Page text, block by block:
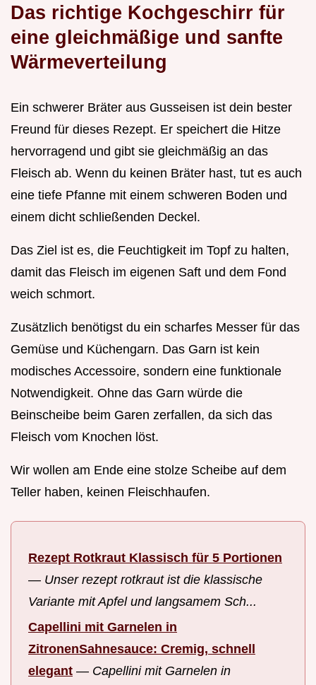
Das richtige Kochgeschirr für
eine gleichmäßige und sanfte
Wärmeverteilung
Ein schwerer Bräter aus Gusseisen ist dein bester
Freund für dieses Rezept. Er speichert die Hitze
hervorragend und gibt sie gleichmäßig an das
Fleisch ab. Wenn du keinen Bräter hast, tut es auch
eine tiefe Pfanne mit einem schweren Boden und
einem dicht schließenden Deckel.
Das Ziel ist es, die Feuchtigkeit im Topf zu halten,
damit das Fleisch im eigenen Saft und dem Fond
weich schmort.
Zusätzlich benötigst du ein scharfes Messer für das
Gemüse und Küchengarn. Das Garn ist kein
modisches Accessoire, sondern eine funktionale
Notwendigkeit. Ohne das Garn würde die
Beinscheibe beim Garen zerfallen, da sich das
Fleisch vom Knochen löst.
Wir wollen am Ende eine stolze Scheibe auf dem
Teller haben, keinen Fleischhaufen.
Rezept Rotkraut Klassisch für 5 Portionen
— Unser rezept rotkraut ist die klassische
Variante mit Apfel und langsamem Sch...
Capellini mit Garnelen in
ZitronenSahnesauce: Cremig, schnell
elegant — Capellini mit Garnelen in